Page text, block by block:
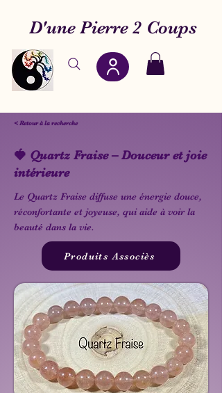
D'une Pierre 2 Coups
< Retour à la recherche
🍓 Quartz Fraise – Douceur et joie
intérieure
Le Quartz Fraise diffuse une énergie douce,
réconfortante et joyeuse, qui aide à voir la
beauté dans la vie.
Produits Associès